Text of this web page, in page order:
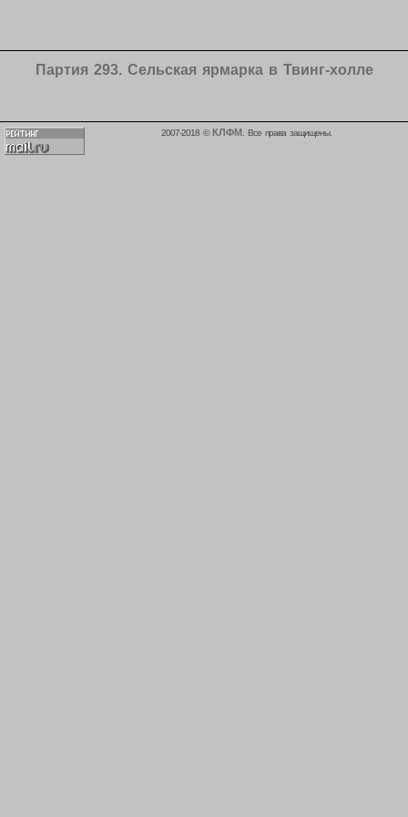
Партия 293. Сельская ярмарка в Твинг-холле
2007-2018 © КЛФМ . Все права защищены.